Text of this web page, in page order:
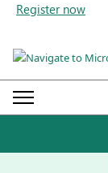
Register now